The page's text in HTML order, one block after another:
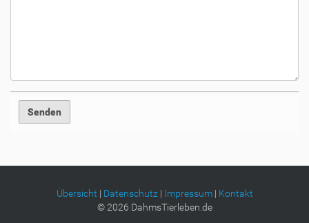
Übersicht | Datenschutz| Impressum| Kontakt
©2026 DahmsTierleben.de